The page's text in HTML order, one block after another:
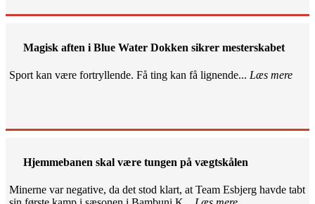
Magisk aften i Blue Water Dokken sikrer mesterskabet
Sport kan være fortryllende. Få ting kan få lignende... Læs mere
Hjemmebanen skal være tungen på vægtskålen
Minerne var negative, da det stod klart, at Team Esbjerg havde tabt